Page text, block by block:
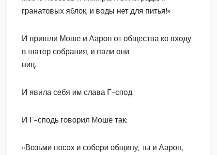
гранатовых яблок; и воды нет для питья!»
И пришли Моше и Аарон от общества ко входу
в шатер собрания, и пали они
ниц.
И явила себя им слава Г-спод.
И Г-сподь говорил Моше так:
«Возьми посох и собери общину, ты и Аарон,